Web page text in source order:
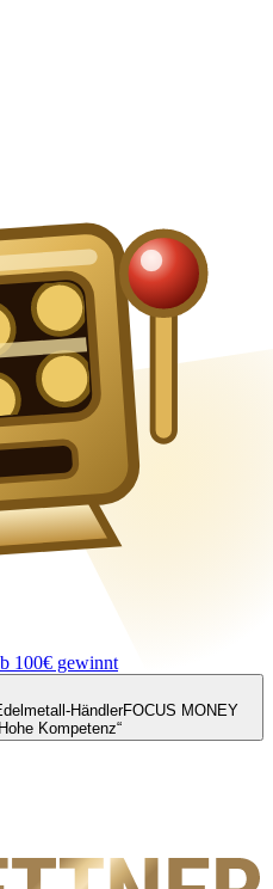
100€ gewinnt
HändlerFOCUS MONEY
Kompetenz“